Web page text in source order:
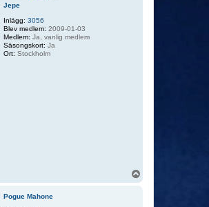
Jepe
Inlägg: 3056
Blev medlem: 2009-01-03
Medlem: Ja, vanlig medlem
Säsongskort: Ja
Ort: Stockholm
Pogue Mahone